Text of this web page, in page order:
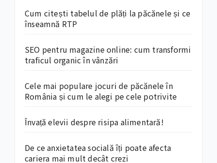
Cum citești tabelul de plăți la păcănele și ce
înseamnă RTP
SEO pentru magazine online: cum transformi
traficul organic în vânzări
Cele mai populare jocuri de păcănele în
România și cum le alegi pe cele potrivite
Învață elevii despre risipa alimentară!
De ce anxietatea socială îți poate afecta
cariera mai mult decât crezi